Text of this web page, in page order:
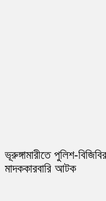
ভূরুঙ্গামারীতে পুলিশ-
মাদককারবারি আটক